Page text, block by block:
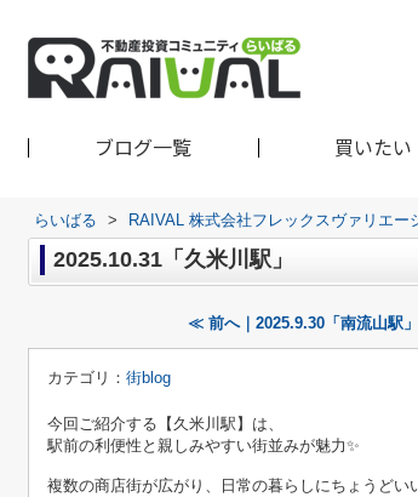
ブログ一覧 買いたい
らいばる > RAIVAL 株式会社フレックスヴァリエ
2025.10.31「久米川駅」
≪ 前へ｜2025.9.30「南流山駅」
カテゴリ： 街blog
今回ご紹介する【久米川駅】は、
駅前の利便性と親しみやすい街並みが魅力✨
複数の商店街が広がり、日常の暮らしにちょうどい